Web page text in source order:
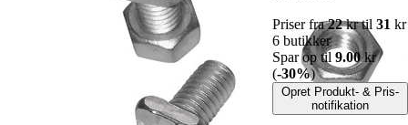
Priser fra22kr til 31 kr
6 butikker
Spar op til 9.00kr
(-30%)
Opret Produkt- & Pris-
notifikation